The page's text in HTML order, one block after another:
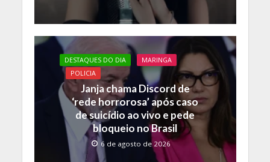
DESTAQUES DO DIA
MARINGA
POLICIA
Janja chama Discord de
‘rede horrorosa’ após caso
de suicídio ao vivo e pede
bloqueio no Brasil
6 de agosto de 2026